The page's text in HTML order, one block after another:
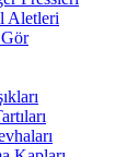
Aletleri